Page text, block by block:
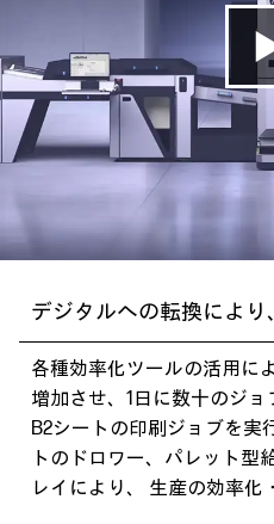
デジタルへの転換によ
各種効率化ツールの活用に
増加させ、1日に数十のジ
B2シートの印刷ジョブを実
トのドロワー、パレット型
レイにより、 生産の効率化